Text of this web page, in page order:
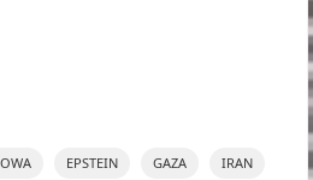
EPSTEIN GAZA IRAN